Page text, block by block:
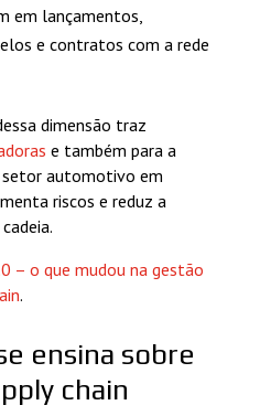
em lançamentos,
e contratos com a rede
dimensão traz
e também para a
automotivo em
riscos e reduz a
– o que mudou na gestão
.
ensina sobre
chain